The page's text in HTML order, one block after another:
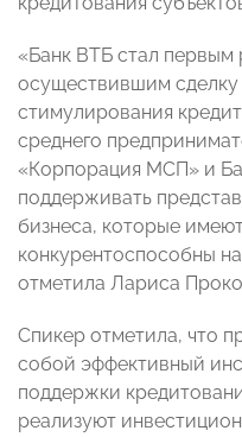
«Банк ВТБ стал
осуществившим
стимулирования
среднего
«Корпорация МСП» и
поддерживать
бизнеса, которые
конкурентоспособны
отметила Лариса
Спикер отметила, что
собой эффективный
поддержки
реализуют